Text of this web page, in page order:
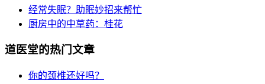
经常失眠？助眠妙招来帮忙
厨房中的中草药：桂花
道医堂的热门文章
你的颈椎还好吗？